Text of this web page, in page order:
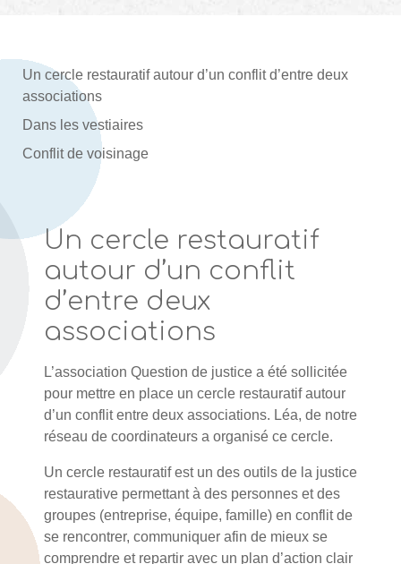
Un cercle restauratif autour d’un conflit d’entre deux
associations
Dans les vestiaires
Conflit de voisinage
Un cercle restauratif
autour d’un conflit
d’entre deux
associations
L’association Question de justice a été sollicitée
pour mettre en place un cercle restauratif autour
d’un conflit entre deux associations. Léa, de notre
réseau de coordinateurs a organisé ce cercle.
Un cercle restauratif est un des outils de la justice
restaurative permettant à des personnes et des
groupes (entreprise, équipe, famille) en conflit de
se rencontrer, communiquer afin de mieux se
comprendre et repartir avec un plan d’action clair